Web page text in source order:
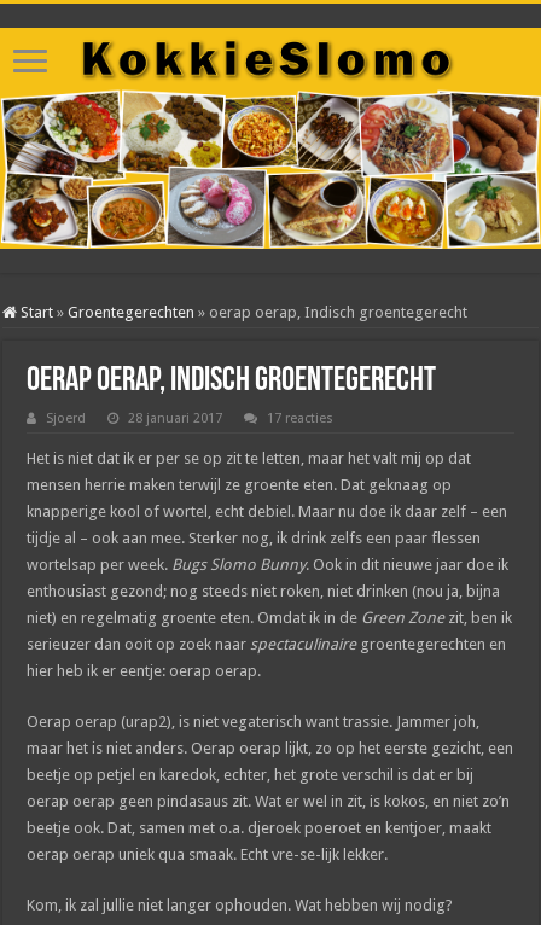
Start » Groentegerechten » oerap oerap, Indisch groentegerecht
oerap oerap, Indisch groentegerecht
Sjoerd 28 januari 2017 17 reacties
Het is niet dat ik er per se op zit te letten, maar het valt mij op dat
mensen herrie maken terwijl ze groente eten. Dat geknaag op
knapperige kool of wortel, echt debiel. Maar nu doe ik daar zelf – een
tijdje al – ook aan mee. Sterker nog, ik drink zelfs een paar flessen
wortelsap per week. Bugs Slomo Bunny. Ook in dit nieuwe jaar doe ik
enthousiast gezond; nog steeds niet roken, niet drinken (nou ja, bijna
niet) en regelmatig groente eten. Omdat ik in de Green Zonezit, ben ik
serieuzer dan ooit op zoek naar spectaculinairegroentegerechten en
hier heb ik er eentje: oerap oerap.
Oerap oerap (urap2), is niet vegaterisch want trassie. Jammer joh,
maar het is niet anders. Oerap oerap lijkt, zo op het eerste gezicht, een
beetje op petjel en karedok, echter, het grote verschil is dat er bij
oerap oerap geen pindasaus zit. Wat er wel in zit, is kokos, en niet zo’n
beetje ook. Dat, samen met o.a. djeroek poeroet en kentjoer, maakt
oerap oerap uniek qua smaak. Echt vre-se-lijk lekker.
Kom, ik zal jullie niet langer ophouden. Wat hebben wij nodig?